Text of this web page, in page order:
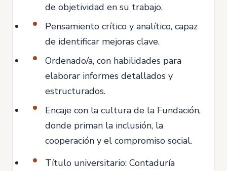
de objetividad en su trabajo.
Pensamiento crítico y analítico, capaz
de identificar mejoras clave.
Ordenado/a, con habilidades para
elaborar informes detallados y
estructurados.
Encaje con la cultura de la Fundación,
donde priman la inclusión, la
cooperación y el compromiso social.
Título universitario: Contaduría